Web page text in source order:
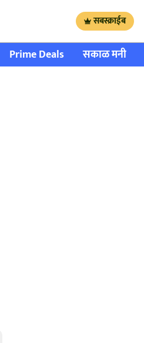
सबस्क्राईब
Prime Deals सकाळ मनी